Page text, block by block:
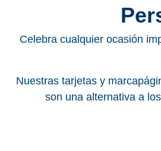
Celebra cualquier ocasión
Nuestras tarjetas y
son una alternativa a